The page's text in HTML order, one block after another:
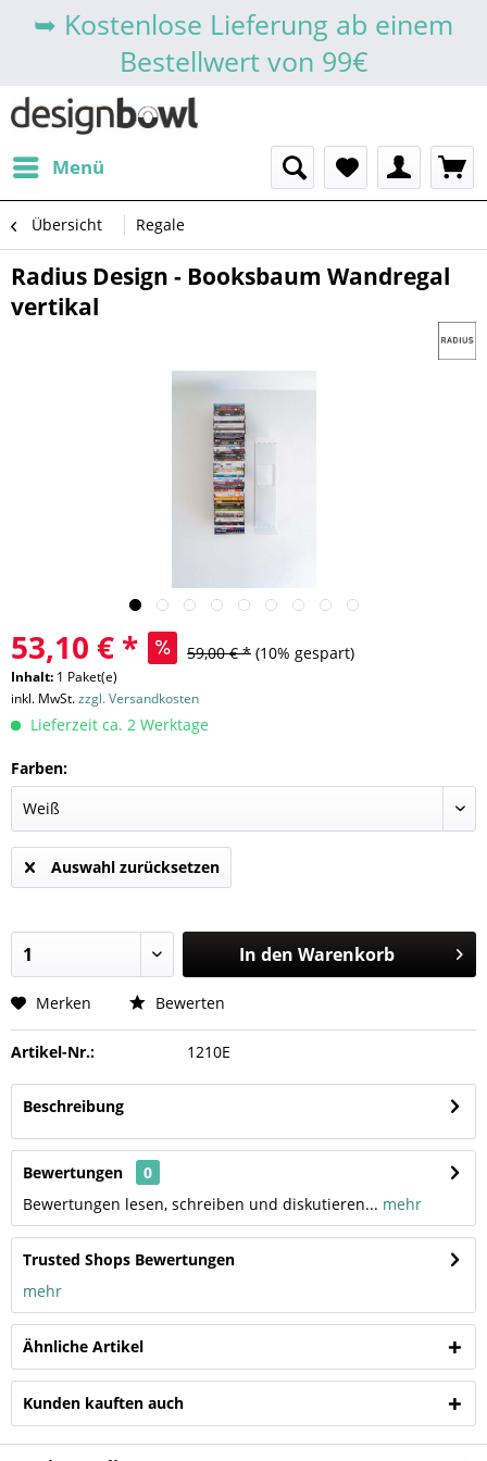
➥ Kostenlose Lieferung ab einem
Bestellwert von 99€
Menü
Übersicht Regale
Radius Design - Booksbaum Wandregal
vertikal
53,10 € * 59,00 € * (10% gespart)
Inhalt: 1 Paket(e)
inkl. MwSt.zzgl. Versandkosten
Lieferzeit ca. 2 Werktage
Farben:
Auswahl zurücksetzen
In den Warenkorb
Merken Bewerten
Artikel-Nr.: 1210E
Beschreibung
Bewertungen
0
Bewertungen lesen, schreiben und diskutieren... mehr
Trusted Shops Bewertungen
mehr
Ähnliche Artikel
Kunden kauften auch